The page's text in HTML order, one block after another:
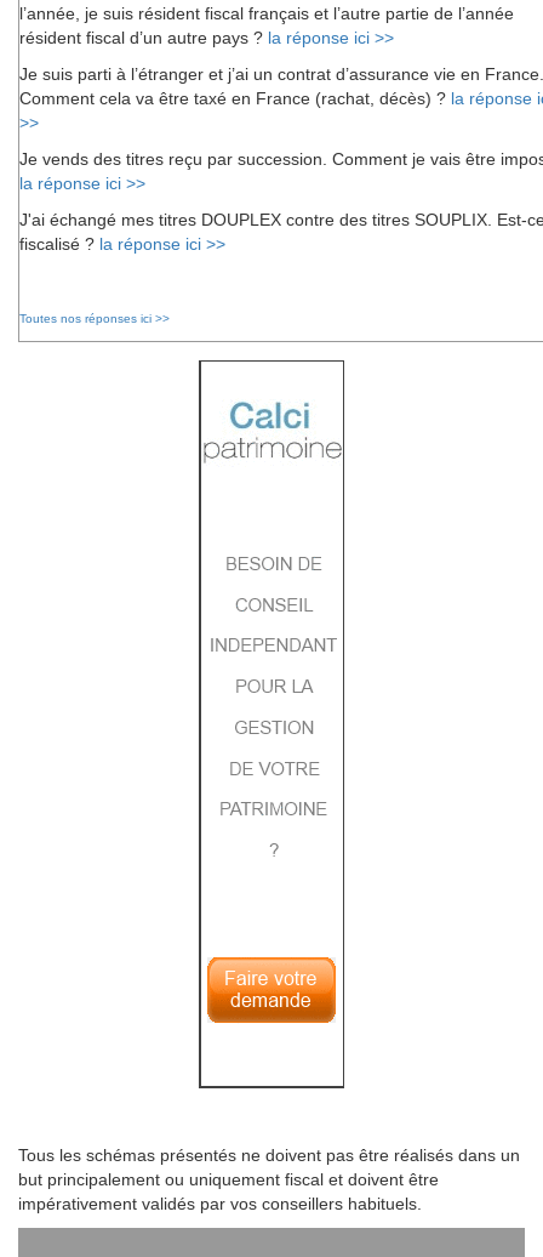
l’année, je suis résident fiscal français et l’autre partie de l’année
résident fiscal d’un autre pays ? la réponse ici >>
Je suis parti à l’étranger et j’ai un contrat d’assurance vie en France.
Comment cela va être taxé en France (rachat, décès) ? la réponse
>>
Je vends des titres reçu par succession. Comment je vais être
la réponse ici >>
J'ai échangé mes titres DOUPLEX contre des titres SOUPLIX. Est-
fiscalisé ? la réponse ici >>
Toutes nos réponses ici >>
Tous les schémas présentés ne doivent pas être réalisés dans un
but principalement ou uniquement fiscal et doivent être
impérativement validés par vos conseillers habituels.